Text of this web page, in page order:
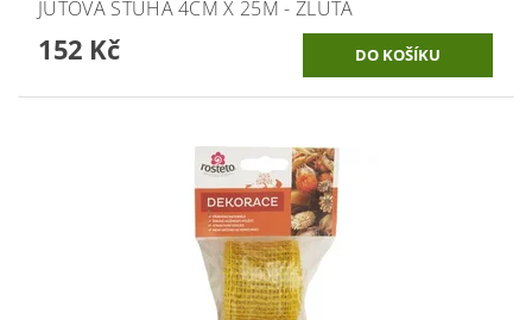
JUTOVÁ STUHA 4CM X 25M - ŽLUTÁ
152 Kč